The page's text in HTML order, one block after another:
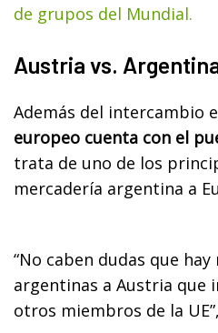
de grupos del Mundial.
Austria vs.
Además del intercambio
europeo cuenta con el
trata de uno de los
mercadería argentina a
“No caben dudas que
argentinas a Austria que
otros miembros de la